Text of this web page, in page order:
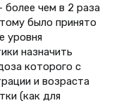
более чем в 2 раза
было принято
уровня
назначить
которого с
и возраста
(как для